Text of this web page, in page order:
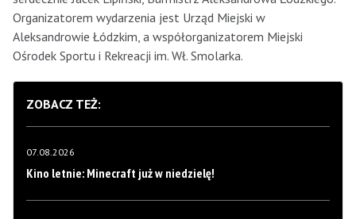
Organizatorem wydarzenia jest Urząd Miejski w
Aleksandrowie Łódzkim, a współorganizatorem Miejski
Ośrodek Sportu i Rekreacji im. Wł. Smolarka.
ZOBACZ TEŻ:
07.08.2026
Kino letnie: Minecraft już w niedzielę!